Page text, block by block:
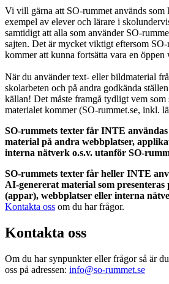
Vi vill gärna att SO-rummet används som
exempel av elever och lärare i
samtidigt att alla som använder SO-
sajten. Det är mycket viktigt eftersom SO-
kommer att kunna fortsätta vara en öppen
När du använder text- eller bildmaterial
skolarbeten och på andra godkända
källan! Det måste framgå tydligt vem
materialet kommer (SO-rummet.se, inkl.
SO-rummets texter får INTE
material på andra webbplatser,
interna nätverk o.s.v. utanför SO-
SO-rummets texter får heller INTE
AI-genererat material som
(appar), webbplatser eller interna
Kontakta oss om du har frågor.
Kontakta oss
Om du har synpunkter eller frågor så är
oss på adressen: info@so-rummet.se